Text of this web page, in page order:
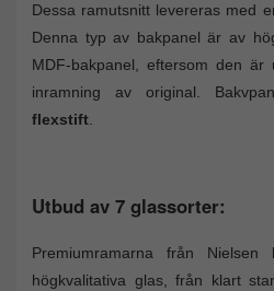
Dessa ramutsnitt levereras med
Denna typ av bakpanel är av
MDF-bakpanel, eftersom den är
inramning av original.
flexstift
Utbud av 7 glassorter:
Premiumramarna från
högkvalitativa glas, från klart